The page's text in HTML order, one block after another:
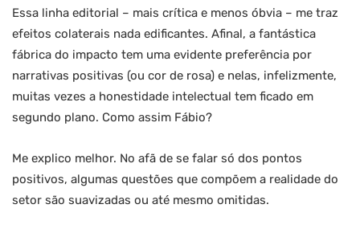
Essa linha editorial – mais crítica e menos óbvia – me traz
efeitos colaterais nada edificantes. Afinal, a fantástica
fábrica do impacto tem uma evidente preferência por
narrativas positivas (ou cor de rosa) e nelas, infelizmente,
muitas vezes a honestidade intelectual tem ficado em
segundo plano. Como assim Fábio?
Me explico melhor. No afã de se falar só dos pontos
positivos, algumas questões que compõem a realidade do
setor são suavizadas ou até mesmo omitidas.